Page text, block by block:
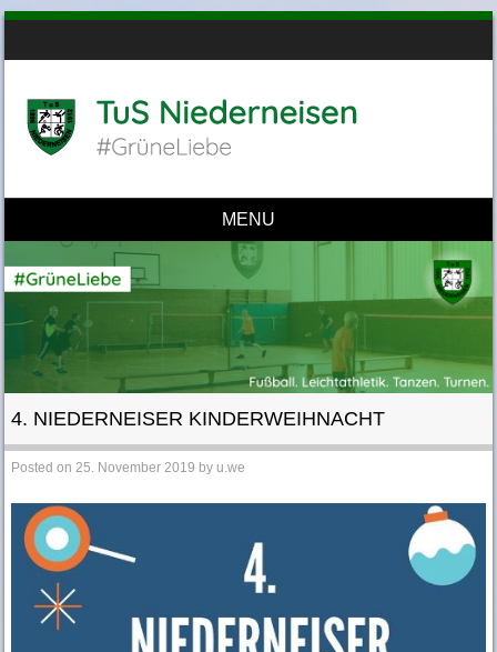
MENU
4. NIEDERNEISER KINDERWEIHNACHT
Posted on 25. November 2019 by u.we